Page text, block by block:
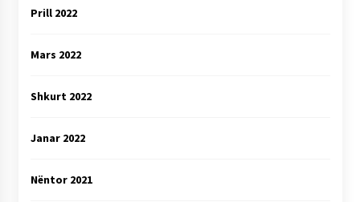
Prill 2022
Mars 2022
Shkurt 2022
Janar 2022
Nëntor 2021